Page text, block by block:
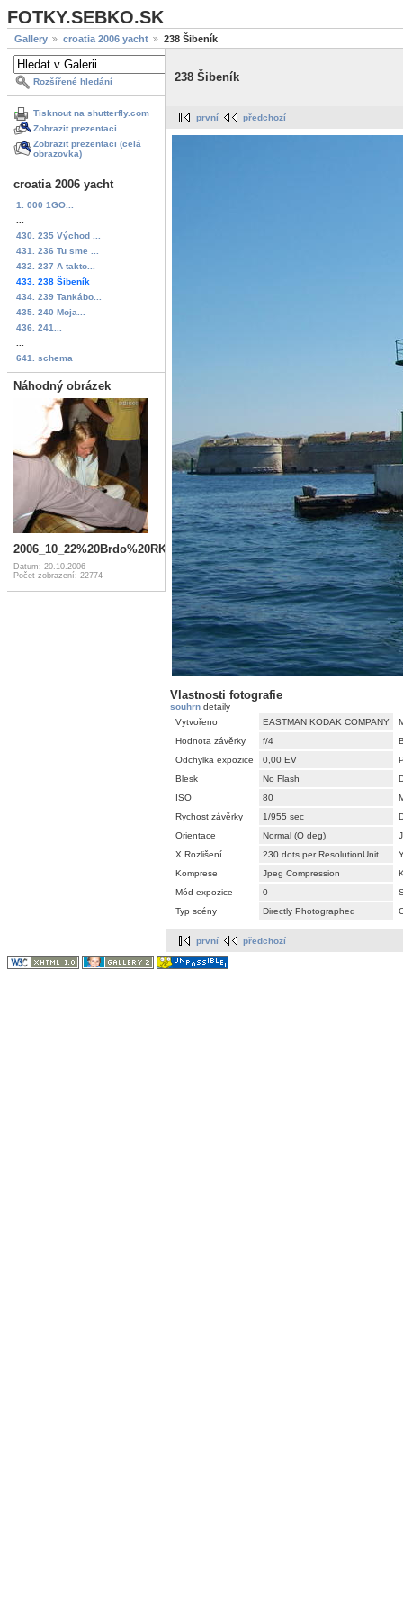
FOTKY.SEBKO.SK
Gallery croatia 2006 yacht 238 Šibeník
Rozšířené hledání
Tisknout na shutterfly.com
Zobrazit prezentaci
Zobrazit prezentaci (celá
obrazovka)
croatia 2006 yacht
1. 000 1GO...
430. 235 Východ ...
431. 236 Tu sme ...
432. 237 A takto...
433. 238 Šibeník
434. 239 Tankábo...
435. 240 Moja...
436. 241...
641. schema
Náhodný obrázek
2006_10_22%20Brdo%20RK%20009
Datum: 20.10.2006
Počet zobrazení: 22774
238 Šibeník
první předchozí
Vlastnosti fotografie
souhrn detaily
Vytvořeno
EASTMAN KODAK COMPANY
Hodnota závěrky
f/4
Odchylka expozice
0,00 EV
Blesk
No Flash
ISO
80
Rychost závěrky
1/955 sec
Orientace
Normal (O deg)
X Rozlišení
230 dots per ResolutionUnit
Komprese
Jpeg Compression
Mód expozice
0
Typ scény
Directly Photographed
první předchozí